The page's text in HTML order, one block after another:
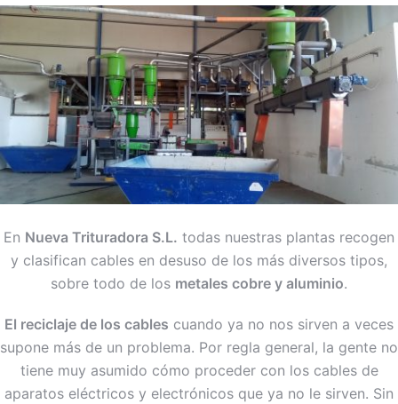
En Nueva Trituradora S.L. todas nuestras plantas recogen
y clasifican cables en desuso de los más diversos tipos,
sobre todo de los metales cobre y aluminio.
El reciclaje de los cables cuando ya no nos sirven a veces
supone más de un problema. Por regla general, la gente no
tiene muy asumido cómo proceder con los cables de
aparatos eléctricos y electrónicos que ya no le sirven. Sin